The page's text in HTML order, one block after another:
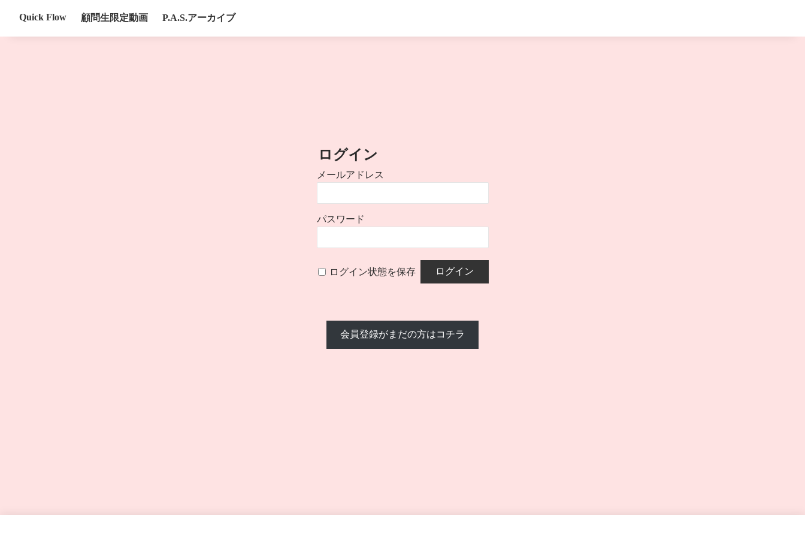
Quick Flow 顧問生限定動画 P.A.S.アーカイブ
ログイン
メールアドレス
パスワード
ログイン状態を保存
会員登録がまだの方はコチラ